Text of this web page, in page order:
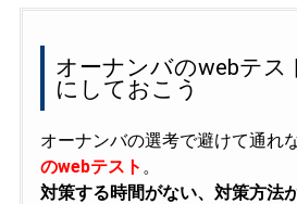
オーナンバのwebテス
にしておこう
オーナンバの選考で避けて通れ
のwebテスト 。
対策する時間がない、対策方法